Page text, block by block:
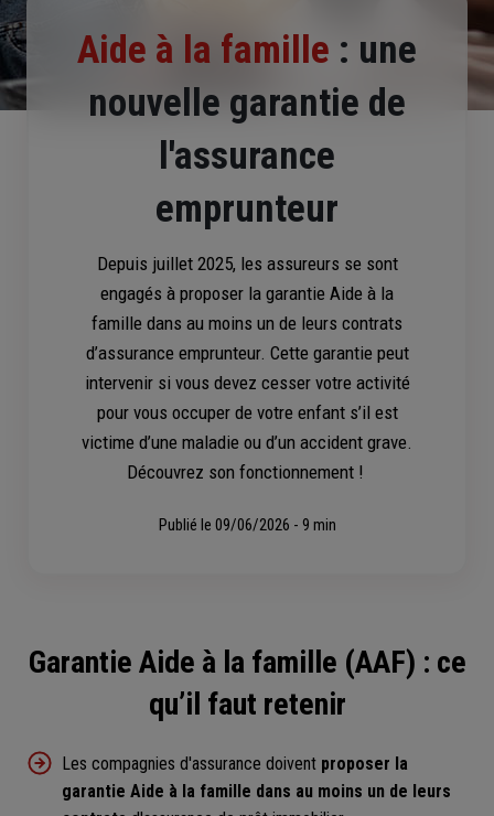
Aide à la famille : une
nouvelle garantie de
l'assurance
emprunteur
Depuis juillet 2025, les assureurs se sont
engagés à proposer la garantie Aide à la
famille dans au moins un de leurs contrats
d’assurance emprunteur. Cette garantie peut
intervenir si vous devez cesser votre activité
pour vous occuper de votre enfant s’il est
victime d’une maladie ou d’un accident grave.
Découvrez son fonctionnement !
Publié le 09/06/2026 - 9 min
Garantie Aide à la famille (AAF) : ce
qu’il faut retenir
Les compagnies d'assurance doivent proposer la
garantie Aide à la famille dans au moins un de leurs